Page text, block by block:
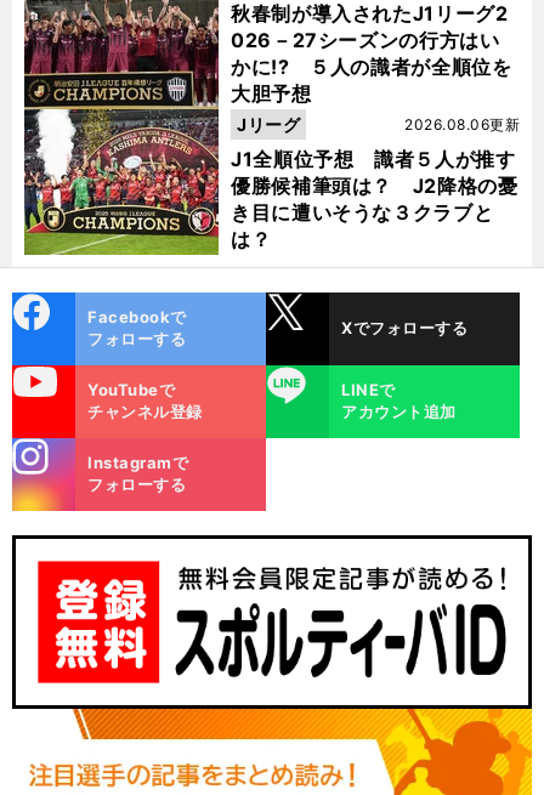
秋春制が導入されたJ1リーグ2
026－27シーズンの行方はい
かに!? ５人の識者が全順位を
大胆予想
J1全順位予想 識者５人が推す
優勝候補筆頭は？ J2降格の憂
き目に遭いそうな３クラブと
は？
2026.08.06更新
Jリーグ
ok
Facebookで
フォローする
Xでフォローする
YouTubeで
チャンネル登録
LINE
LINEで
アカウント追加
m
Instagramで
フォローする